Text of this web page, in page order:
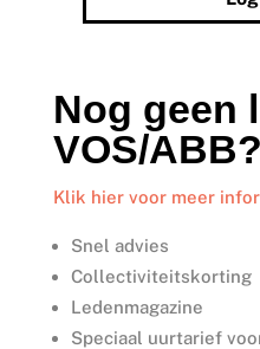
Nog geen
VOS/ABB?
Klik hier voor meer
Snel advies
Collectiviteitskorting
Ledenmagazine
Speciaal uurtarief